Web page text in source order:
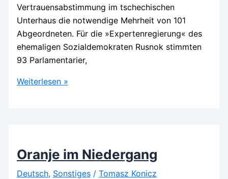
Vertrauensabstimmung im tschechischen
Unterhaus die notwendige Mehrheit von 101
Abgeordneten. Für die »Expertenregierung« des
ehemaligen Sozialdemokraten Rusnok stimmten
93 Parlamentarier,
Tschechien
Weiterlesen »
Oranje im Niedergang
Deutsch, Sonstiges/ Tomasz Konicz